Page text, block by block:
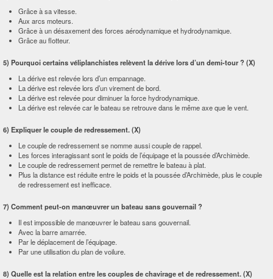
Grâce à sa vitesse.
Aux arcs moteurs.
Grâce à un désaxement des forces aérodynamique et hydrodynamique.
Grâce au flotteur.
5) Pourquoi certains véliplanchistes relèvent la dérive lors d’un demi-tour ? (X)
La dérive est relevée lors d’un empannage.
La dérive est relevée lors d’un virement de bord.
La dérive est relevée pour diminuer la force hydrodynamique.
La dérive est relevée car le bateau se retrouve dans le même axe que le vent.
6) Expliquer le couple de redressement. (X)
Le couple de redressement se nomme aussi couple de rappel.
Les forces interagissant sont le poids de l’équipage et la poussée d’Archimède.
Le couple de redressement permet de remettre le bateau à plat.
Plus la distance est réduite entre le poids et la poussée d’Archimède, plus le couple
de redressement est inefficace.
7) Comment peut-on manœuvrer un bateau sans gouvernail ?
Il est impossible de manœuvrer le bateau sans gouvernail.
Avec la barre amarrée.
Par le déplacement de l’équipage.
Par une utilisation du plan de voilure.
8) Quelle est la relation entre les couples de chavirage et de redressement. (X)